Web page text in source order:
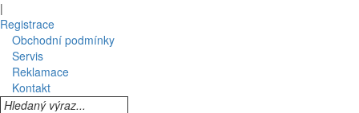
|
Registrace
Obchodní podmínky
Servis
Reklamace
Kontakt